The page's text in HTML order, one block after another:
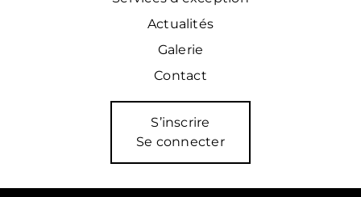
Actualités
Galerie
Contact
S’inscrire
Se connecter